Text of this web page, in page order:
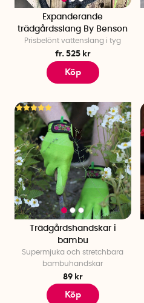
Expanderande
trädgårdsslang By Benson
Prisbelönt vattenslang i tyg
fr. 525 kr
Köp
Trädgårdshandskar i
bambu
Supermjuka och stretchbara
bambuhandskar
89 kr
Köp